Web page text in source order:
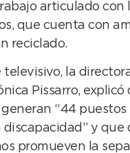
articulado con
que cuenta con
reciclado.
televisivo, la
Pissarro, explicó
“44 puestos
discapacidad” y que
promueven la